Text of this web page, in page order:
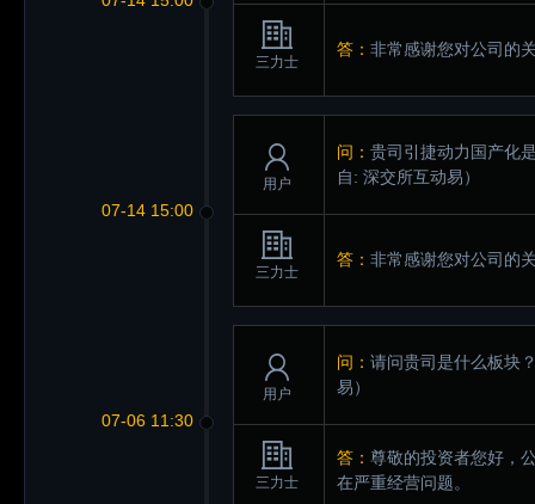
三力士
答： 非常感谢您对公司的
07-14 15:00
用户
问： 贵司引捷动力国产化
自: 深交所互动易）
三力士
答： 非常感谢您对公司的
07-06 11:30
用户
问： 请问贵司是什么板块
易）
三力士
答： 尊敬的投资者您好，
在严重经营问题。